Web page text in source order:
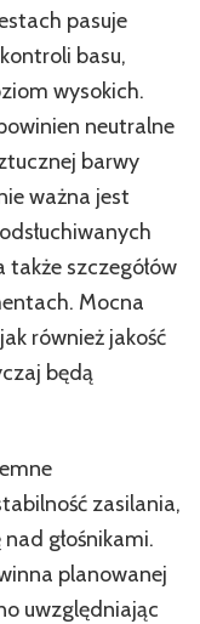
pasuje
basu,
wysokich.
neutralne
barwy
ważna jest
także szczegółów
Mocna
również jakość
będą
zasilania,
głośnikami.
planowanej
uwzględniając